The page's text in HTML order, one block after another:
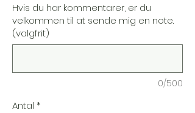
Hvis du har kommentarer, er du
velkommen til at sende mig en note.
(valgfrit)
0/500
Antal *